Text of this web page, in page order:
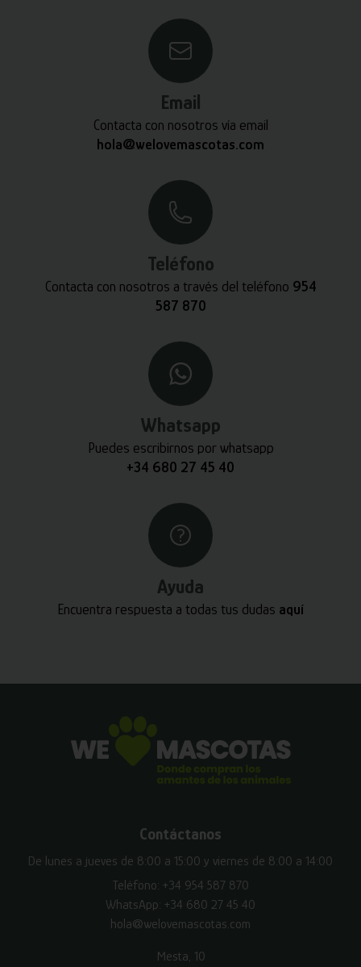
Email
Contacta con nosotros vía email
hola@welovemascotas.com
Teléfono
Contacta con nosotros a través del teléfono 954
587 870
Whatsapp
Puedes escribirnos por whatsapp
+34 680 27 45 40
Ayuda
Encuentra respuesta a todas tus dudas aquí
Contáctanos
De lunes a jueves de 8:00 a 15:00 y viernes de 8:00 a 14:00
Teléfono: +34 954 587 870
WhatsApp: +34 680 27 45 40
hola@welovemascotas.com
Mesta, 10